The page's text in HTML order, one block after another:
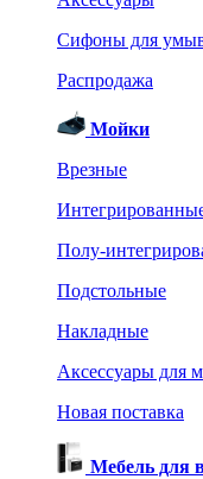
Сифоны для
Распродажа
Мойки
Врезные
Полу-
Подстольные
Накладные
Аксессуары для
Новая поставка
Мебель для